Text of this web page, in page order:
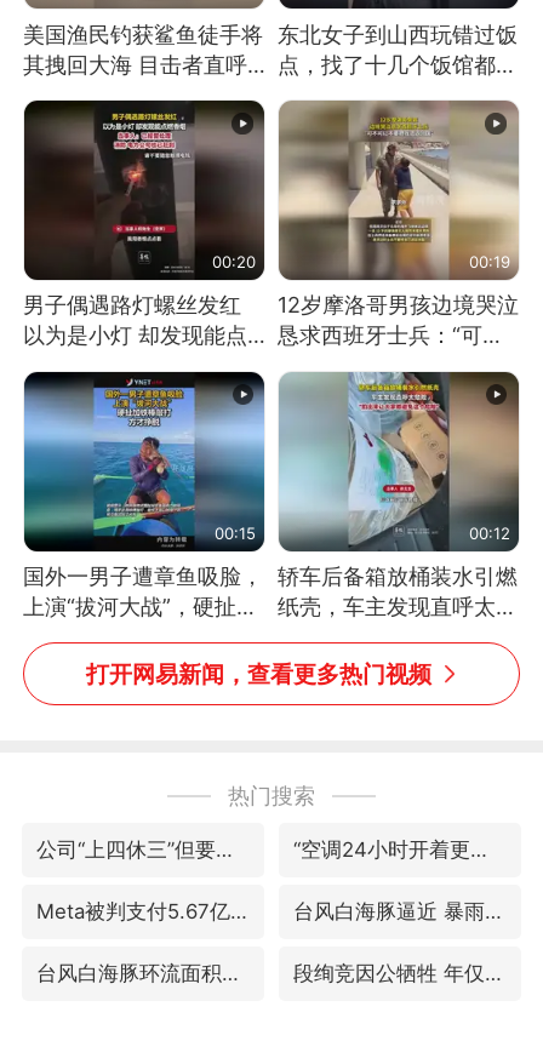
美国渔民钓获鲨鱼徒手将
其拽回大海 目击者直呼
震惊 （视频来源：参考
消息）
东北女子到山西玩错过饭
点，找了十几个饭馆都没
开门：午休到几点
00:20
男子偶遇路灯螺丝发红
以为是小灯 却发现能点
燃香烟 当事人：已报警
处理
00:19
12岁摩洛哥男孩边境哭泣
恳求西班牙士兵：“可不
可以不要把我遣返回国”
00:15
国外一男子遭章鱼吸脸，
上演“拔河大战”，硬扯加
铁棒敲打方才挣脱
00:12
轿车后备箱放桶装水引燃
纸壳，车主发现直呼太危
险，“拍出来让大家都避
免这个危险”
打开网易新闻，查看更多热门视频
热门搜索
公司“上四休三”但要降薪1000元 “空调24小时开着更省电”不实
Meta被判支付5.67亿美元 台风白海豚逼近 暴雨大暴雨来袭
台风白海豚环流面积近似13个浙江 段绚竞因公牺牲 年仅44岁